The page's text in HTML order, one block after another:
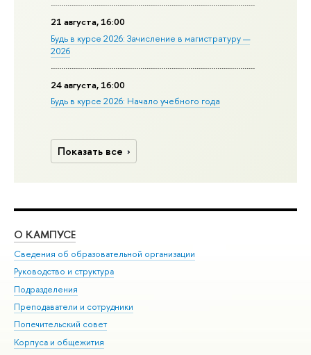
21 августа, 16:00
Будь в курсе 2026: Зачисление в магистратуру —
2026
24 августа, 16:00
Будь в курсе 2026: Начало учебного года
Показать все
О КАМПУСЕ
Сведения об образовательной организации
Руководство и структура
Подразделения
Преподаватели и сотрудники
Попечительский совет
Корпуса и общежития